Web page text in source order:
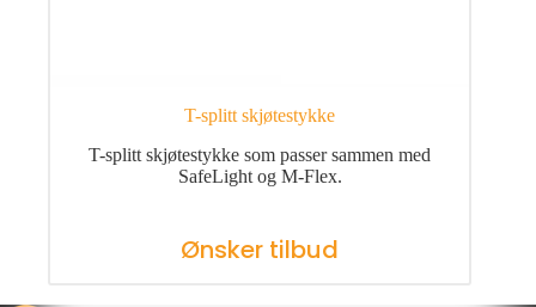
T-splitt skjøtestykke
T-splitt skjøtestykke som passer sammen med
SafeLight og M-Flex.
Ønsker tilbud